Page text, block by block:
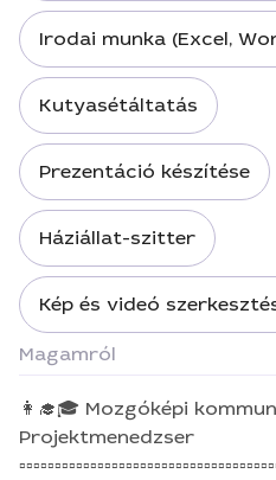
Irodai munka (Excel,
Kutyasétáltatás
Prezentáció készítése
Háziállat-szitter
Kép és videó
Magamról
👩‍🎓🎓 Mozgóképi
Projektmenedzser